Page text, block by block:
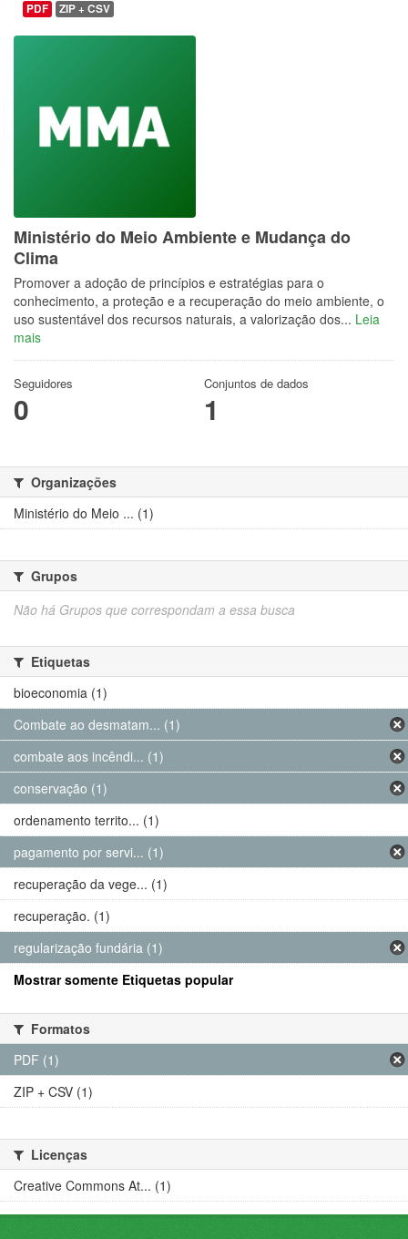
PDF ZIP + CSV
Ministério do Meio Ambiente e Mudança do
Clima
Promover a adoção de princípios e estratégias para o
conhecimento, a proteção e a recuperação do meio ambiente, o
uso sustentável dos recursos naturais, a valorização dos... Leia
mais
Seguidores
0
Conjuntos de dados
1
Organizações
Ministério do Meio ... (1)
Grupos
Não há Grupos que correspondam a essa busca
Etiquetas
bioeconomia (1)
Combate ao desmatam... (1)
combate aos incêndi... (1)
conservação (1)
ordenamento territo... (1)
pagamento por servi... (1)
recuperação da vege... (1)
recuperação. (1)
regularização fundária (1)
Mostrar somente Etiquetas popular
Formatos
PDF (1)
ZIP + CSV (1)
Licenças
Creative Commons At... (1)